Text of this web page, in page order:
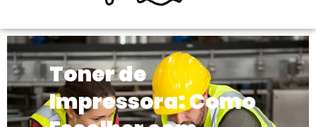
Toner de
Impressora: Como